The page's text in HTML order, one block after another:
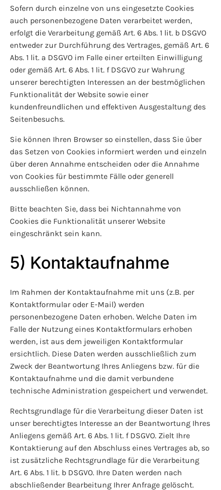
Sofern durch einzelne von uns eingesetzte Cookies
auch personenbezogene Daten verarbeitet werden,
erfolgt die Verarbeitung gemäß Art. 6 Abs. 1 lit. b DSGVO
entweder zur Durchführung des Vertrages, gemäß Art. 6
Abs. 1 lit. a DSGVO im Falle einer erteilten Einwilligung
oder gemäß Art. 6 Abs. 1 lit. f DSGVO zur Wahrung
unserer berechtigten Interessen an der bestmöglichen
Funktionalität der Website sowie einer
kundenfreundlichen und effektiven Ausgestaltung des
Seitenbesuchs.
Sie können Ihren Browser so einstellen, dass Sie über
das Setzen von Cookies informiert werden und einzeln
über deren Annahme entscheiden oder die Annahme
von Cookies für bestimmte Fälle oder generell
ausschließen können.
Bitte beachten Sie, dass bei Nichtannahme von
Cookies die Funktionalität unserer Website
eingeschränkt sein kann.
5) Kontaktaufnahme
Im Rahmen der Kontaktaufnahme mit uns (z.B. per
Kontaktformular oder E-Mail) werden
personenbezogene Daten erhoben. Welche Daten im
Falle der Nutzung eines Kontaktformulars erhoben
werden, ist aus dem jeweiligen Kontaktformular
ersichtlich. Diese Daten werden ausschließlich zum
Zweck der Beantwortung Ihres Anliegens bzw. für die
Kontaktaufnahme und die damit verbundene
technische Administration gespeichert und verwendet.
Rechtsgrundlage für die Verarbeitung dieser Daten ist
unser berechtigtes Interesse an der Beantwortung Ihres
Anliegens gemäß Art. 6 Abs. 1 lit. f DSGVO. Zielt Ihre
Kontaktierung auf den Abschluss eines Vertrages ab, so
ist zusätzliche Rechtsgrundlage für die Verarbeitung
Art. 6 Abs. 1 lit. b DSGVO. Ihre Daten werden nach
abschließender Bearbeitung Ihrer Anfrage gelöscht.